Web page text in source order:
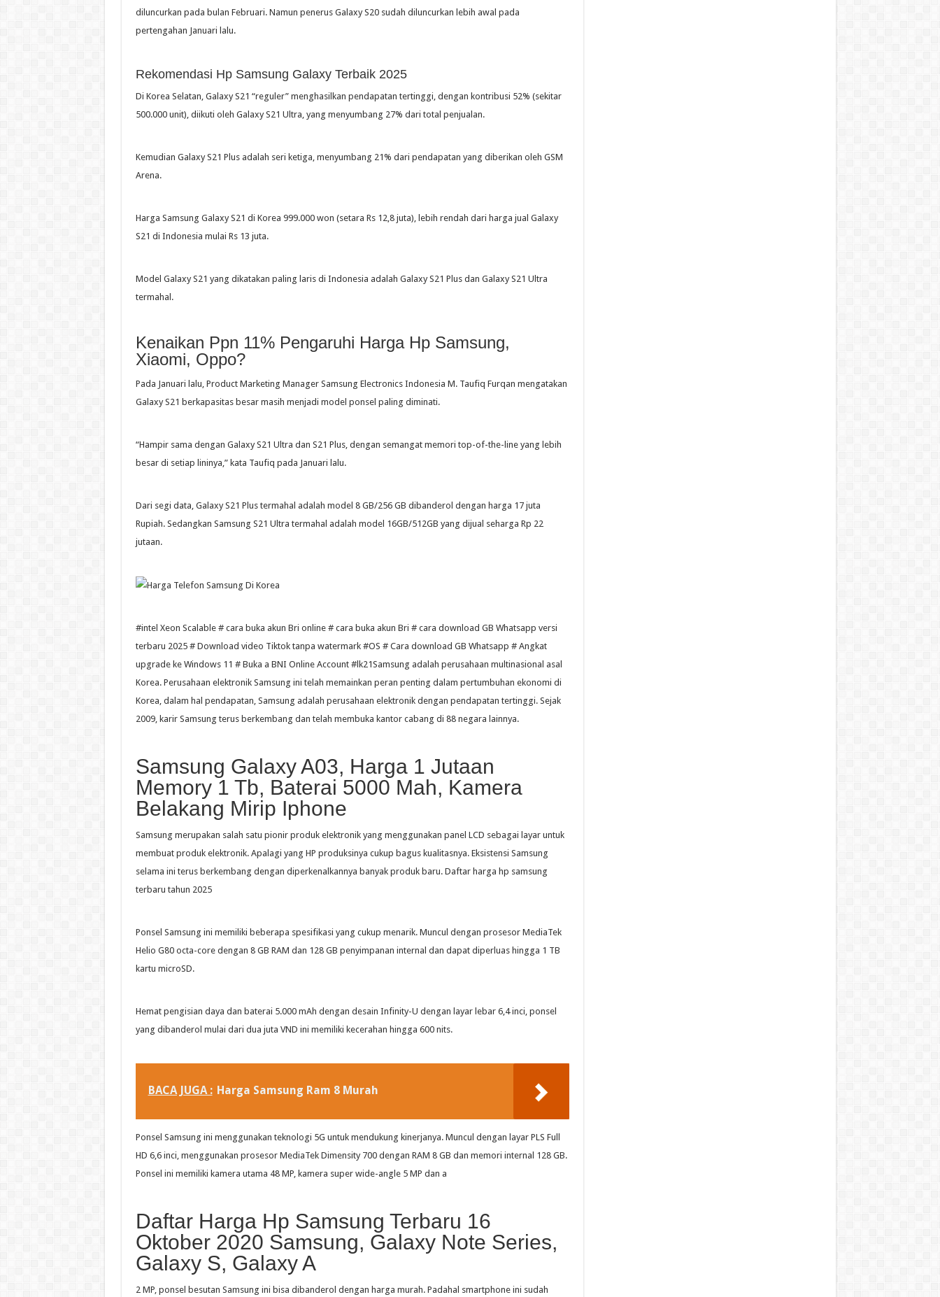
diluncurkan pada bulan Februari. Namun penerus Galaxy S20 sudah diluncurkan lebih awal pada
pertengahan Januari lalu.
Rekomendasi Hp Samsung Galaxy Terbaik 2025
Di Korea Selatan, Galaxy S21 “reguler” menghasilkan pendapatan tertinggi, dengan kontribusi 52% (sekitar
500.000 unit), diikuti oleh Galaxy S21 Ultra, yang menyumbang 27% dari total penjualan.
Kemudian Galaxy S21 Plus adalah seri ketiga, menyumbang 21% dari pendapatan yang diberikan oleh GSM
Arena.
Harga Samsung Galaxy S21 di Korea 999.000 won (setara Rs 12,8 juta), lebih rendah dari harga jual Galaxy
S21 di Indonesia mulai Rs 13 juta.
Model Galaxy S21 yang dikatakan paling laris di Indonesia adalah Galaxy S21 Plus dan Galaxy S21 Ultra
termahal.
Kenaikan Ppn 11% Pengaruhi Harga Hp Samsung,
Xiaomi, Oppo?
Pada Januari lalu, Product Marketing Manager Samsung Electronics Indonesia M. Taufiq Furqan mengatakan
Galaxy S21 berkapasitas besar masih menjadi model ponsel paling diminati.
“Hampir sama dengan Galaxy S21 Ultra dan S21 Plus, dengan semangat memori top-of-the-line yang lebih
besar di setiap lininya,” kata Taufiq pada Januari lalu.
Dari segi data, Galaxy S21 Plus termahal adalah model 8 GB/256 GB dibanderol dengan harga 17 juta
Rupiah. Sedangkan Samsung S21 Ultra termahal adalah model 16GB/512GB yang dijual seharga Rp 22
jutaan.
#intel Xeon Scalable # cara buka akun Bri online # cara buka akun Bri # cara download GB Whatsapp versi
terbaru 2025 # Download video Tiktok tanpa watermark #OS # Cara download GB Whatsapp # Angkat
upgrade ke Windows 11 # Buka a BNI Online Account #lk21Samsung adalah perusahaan multinasional asal
Korea. Perusahaan elektronik Samsung ini telah memainkan peran penting dalam pertumbuhan ekonomi di
Korea, dalam hal pendapatan, Samsung adalah perusahaan elektronik dengan pendapatan tertinggi. Sejak
2009, karir Samsung terus berkembang dan telah membuka kantor cabang di 88 negara lainnya.
Samsung Galaxy A03, Harga 1 Jutaan
Memory 1 Tb, Baterai 5000 Mah, Kamera
Belakang Mirip Iphone
Samsung merupakan salah satu pionir produk elektronik yang menggunakan panel LCD sebagai layar untuk
membuat produk elektronik. Apalagi yang HP produksinya cukup bagus kualitasnya. Eksistensi Samsung
selama ini terus berkembang dengan diperkenalkannya banyak produk baru. Daftar harga hp samsung
terbaru tahun 2025
Ponsel Samsung ini memiliki beberapa spesifikasi yang cukup menarik. Muncul dengan prosesor MediaTek
Helio G80 octa-core dengan 8 GB RAM dan 128 GB penyimpanan internal dan dapat diperluas hingga 1 TB
kartu microSD.
Hemat pengisian daya dan baterai 5.000 mAh dengan desain Infinity-U dengan layar lebar 6,4 inci, ponsel
yang dibanderol mulai dari dua juta VND ini memiliki kecerahan hingga 600 nits.
BACA JUGA : Harga Samsung Ram 8 Murah
Ponsel Samsung ini menggunakan teknologi 5G untuk mendukung kinerjanya. Muncul dengan layar PLS Full
HD 6,6 inci, menggunakan prosesor MediaTek Dimensity 700 dengan RAM 8 GB dan memori internal 128 GB.
Ponsel ini memiliki kamera utama 48 MP, kamera super wide-angle 5 MP dan a
Daftar Harga Hp Samsung Terbaru 16
Oktober 2020 Samsung, Galaxy Note Series,
Galaxy S, Galaxy A
2 MP, ponsel besutan Samsung ini bisa dibanderol dengan harga murah. Padahal smartphone ini sudah